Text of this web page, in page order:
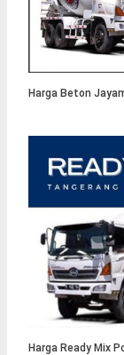
Harga Beton
Harga Ready Mix